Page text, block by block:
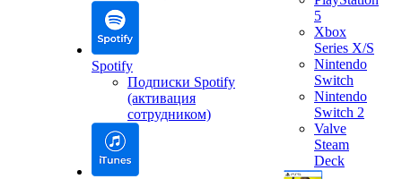
Spotify
Подписки Spotify
(активация
сотрудником)
5
Xbox
Series X/S
Nintendo
Switch
Nintendo
Switch 2
Valve
Steam
Deck